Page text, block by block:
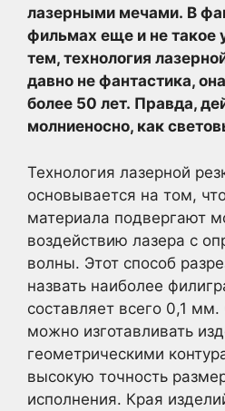
лазерными мечами. В
фильмах еще и не
тем, технология
давно не фантастика,
более 50 лет. Правда,
молниеносно, как
Технология лазерной
основывается на том,
материала подвергают
воздействию лазера с
волны. Этот способ
назвать наиболее
составляет всего 0,1
можно изготавливать
геометрическими
высокую точность
исполнения. Края